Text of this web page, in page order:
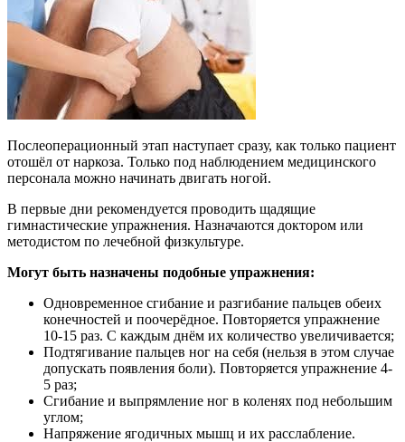
Послеоперационный этап наступает сразу, как только пациент
отошёл от наркоза. Только под наблюдением медицинского
персонала можно начинать двигать ногой.
В первые дни рекомендуется проводить щадящие
гимнастические упражнения. Назначаются доктором или
методистом по лечебной физкультуре.
Могут быть назначены подобные упражнения:
Одновременное сгибание и разгибание пальцев обеих
конечностей и поочерёдное. Повторяется упражнение
10-15 раз. С каждым днём их количество увеличивается;
Подтягивание пальцев ног на себя (нельзя в этом случае
допускать появления боли). Повторяется упражнение 4-
5 раз;
Сгибание и выпрямление ног в коленях под небольшим
углом;
Напряжение ягодичных мышц и их расслабление.